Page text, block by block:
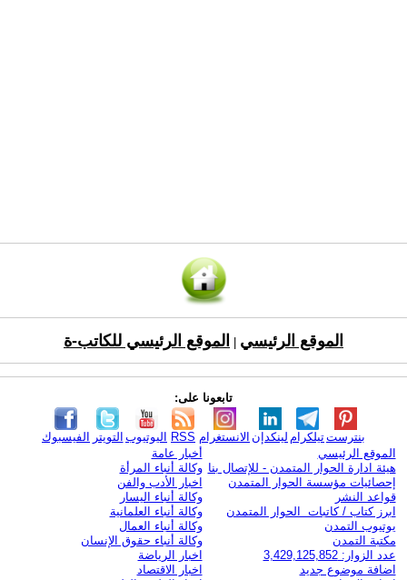
الموقع الرئيسي الموقع الرئيسي للكاتب-ة
تابعونا على:
الفيسبوك التويتر اليوتيوب RSS الانستغرام لينكدإن تيلكرامبنترست
الموقع الرئيسي
هيئة ادارة الحوار المتمدن - للإتصال بنا
إحصائيات مؤسسة الحوار المتمدن
قواعد النشر
ابرز كتاب / كاتبات الحوار المتمدن
يوتيوب التمدن
مكتبة التمدن
عدد الزوار: 3,429,125,852
اضافة موضوع جديد
أخبار عامة
وكالة أنباء المرأة
اخبار الأدب والفن
وكالة أنباء اليسار
وكالة أنباء العلمانية
وكالة أنباء العمال
وكالة أنباء حقوق الإنسان
اخبار الرياضة
اخبار الاقتصاد